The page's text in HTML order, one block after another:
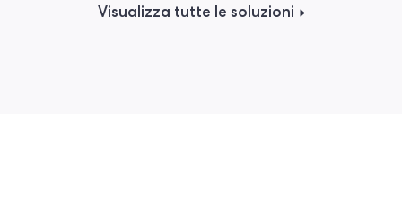
Visualizza tutte le soluzioni